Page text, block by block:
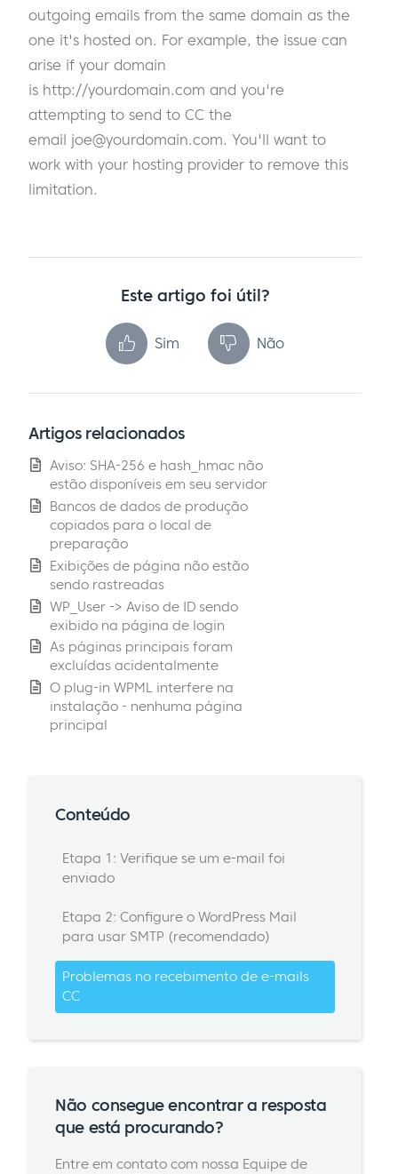
outgoing emails from the same domain as the
one it's hosted on. For example, the issue can
arise if your domain
is http://yourdomain.com and you're
attempting to send to CC the
email joe@yourdomain.com. You'll want to
work with your hosting provider to remove this
limitation.
Este artigo foi útil?
Sim Não
Artigos relacionados
Aviso: SHA-256 e hash_hmac não
estão disponíveis em seu servidor
Bancos de dados de produção
copiados para o local de
preparação
Exibições de página não estão
sendo rastreadas
WP_User -> Aviso de ID sendo
exibido na página de login
As páginas principais foram
excluídas acidentalmente
O plug-in WPML interfere na
instalação - nenhuma página
principal
Conteúdo
Etapa 1: Verifique se um e-mail foi
enviado
Etapa 2: Configure o WordPress Mail
para usar SMTP (recomendado)
Problemas no recebimento de e-mails
CC
Não consegue encontrar a resposta
que está procurando?
Entre em contato com nossa Equipe de